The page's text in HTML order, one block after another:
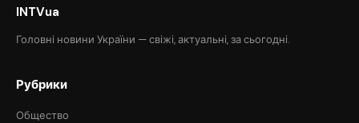
INTVua
Головні новини України — свіжі, актуальні, за сьогодні.
Рубрики
Общество